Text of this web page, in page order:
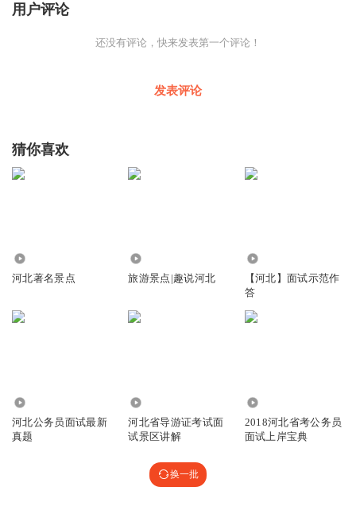
用户评论
还没有评论，快来发表第一个评论！
发表评论
猜你喜欢
河北著名景点 旅游景点|趣说河北
【河北】面试示范作
答
河北公务员面试最新
真题
河北省导游证考试面
试景区讲解
2018河北省考公务员
面试上岸宝典
换一批